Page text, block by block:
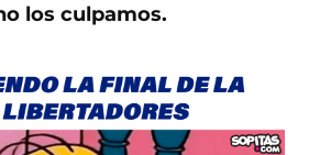
los culpamos.